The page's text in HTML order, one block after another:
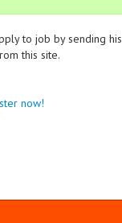
to job by sending his
this site.
now!